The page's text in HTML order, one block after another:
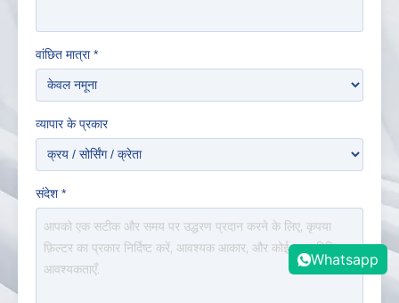
वांछित मात्रा *
व्यापार के प्रकार
संदेश *
Whatsapp